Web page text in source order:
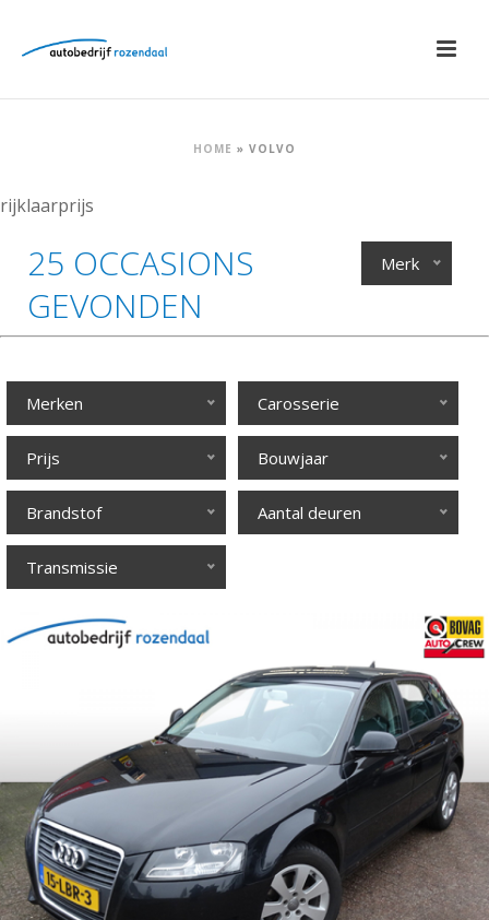
HOME » VOLVO
rijklaarprijs
25 OCCASIONS
GEVONDEN
Merk
Merken Carosserie
Prijs Bouwjaar
Brandstof Aantal deuren
Transmissie